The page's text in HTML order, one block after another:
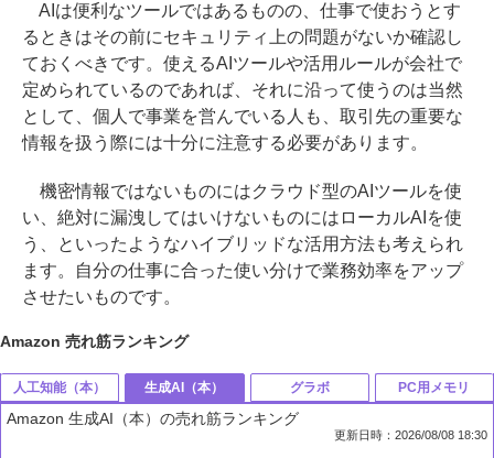
AIは便利なツールではあるものの、仕事で使おうとす
るときはその前にセキュリティ上の問題がないか確認し
ておくべきです。使えるAIツールや活用ルールが会社で
定められているのであれば、それに沿って使うのは当然
として、個人で事業を営んでいる人も、取引先の重要な
情報を扱う際には十分に注意する必要があります。
機密情報ではないものにはクラウド型のAIツールを使
い、絶対に漏洩してはいけないものにはローカルAIを使
う、といったようなハイブリッドな活用方法も考えられ
ます。自分の仕事に合った使い分けで業務効率をアップ
させたいものです。
Amazon 売れ筋ランキング
人工知能（本） 生成AI（本）
Amazon 生成AI（本）の売れ筋ランキング
更新日時：2026/08/08 18:30
グラボ PC用メモリ